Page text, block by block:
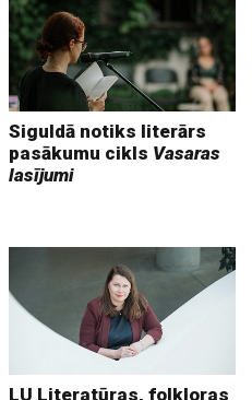
Siguldā notiks literārs
pasākumu cikls Vasaras
lasījumi
LU Literatūras, folkloras